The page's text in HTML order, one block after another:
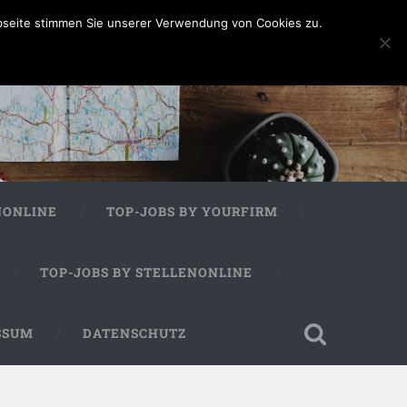
TOP-JOBS BY YOURFIRM
TOP-JOBS BY STELLENONLINE
DATENSCHUTZ
stimmen Sie unserer Verwendung von Cookies zu.